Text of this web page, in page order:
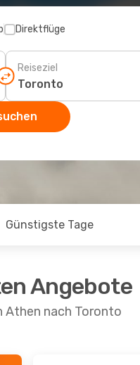
Direktflüge
Reiseziel
Günstigste Tage
Angebote
Athen nach Toronto